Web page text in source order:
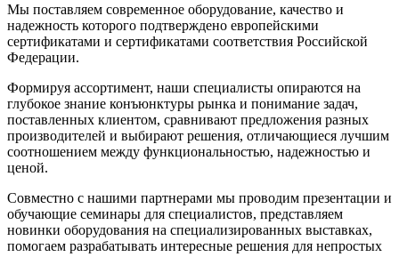
Мы поставляем современное оборудование, качество и
надежность которого подтверждено европейскими
сертификатами и сертификатами соответствия Российской
Федерации.
Формируя ассортимент, наши специалисты опираются на
глубокое знание конъюнктуры рынка и понимание задач,
поставленных клиентом, сравнивают предложения разных
производителей и выбирают решения, отличающиеся лучшим
соотношением между функциональностью, надежностью и
ценой.
Совместно с нашими партнерами мы проводим презентации и
обучающие семинары для специалистов, представляем
новинки оборудования на специализированных выставках,
помогаем разрабатывать интересные решения для непростых